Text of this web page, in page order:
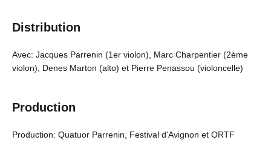
Distribution
Avec: Jacques Parrenin (1er violon), Marc Charpentier (2ème
violon), Denes Marton (alto) et Pierre Penassou (violoncelle)
Production
Production: Quatuor Parrenin, Festival d'Avignon et ORTF